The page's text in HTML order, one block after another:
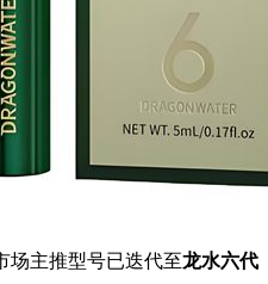
场主推型号已迭代至龙水六代